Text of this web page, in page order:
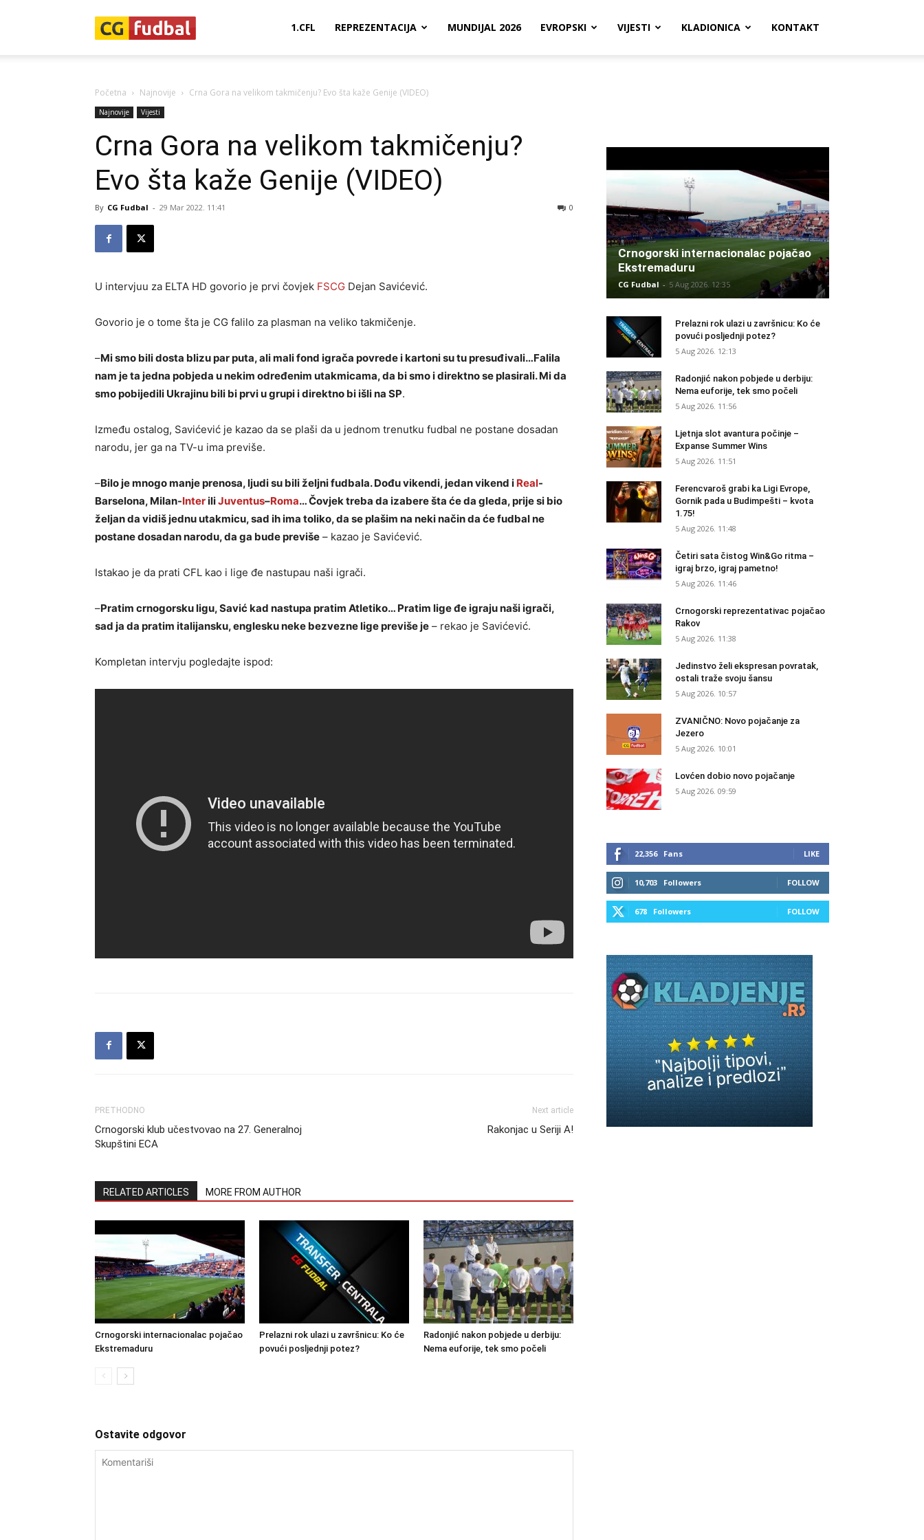
1.CFL REPREZENTACIJA MUNDIJAL 2026 EVROPSKI VIJESTI KLADIONICA KONTAKT
Početna Najnovije Crna Gora na velikom takmičenju? Evo šta kaže Genije (VIDEO)
Najnovije Vijesti
Crna Gora na velikom takmičenju?
Evo šta kaže Genije (VIDEO)
By CG Fudbal - 29 Mar 2022. 11:41 0
U intervjuu za ELTA HD govorio je prvi čovjek FSCG Dejan Savićević.
Govorio je o tome šta je CG falilo za plasman na veliko takmičenje.
–Mi smo bili dosta blizu par puta, ali mali fond igrača povrede i kartoni su tu presuđivali…Falila
nam je ta jedna pobjeda u nekim određenim utakmicama, da bi smo i direktno se plasirali. Mi da
smo pobijedili Ukrajinu bili bi prvi u grupi i direktno bi išli na SP.
Između ostalog, Savićević je kazao da se plaši da u jednom trenutku fudbal ne postane dosadan
narodu, jer ga na TV-u ima previše.
–Bilo je mnogo manje prenosa, ljudi su bili željni fudbala. Dođu vikendi, jedan vikend i Real-
Barselona, Milan-InteriliJuventus–Roma… Čovjek treba da izabere šta će da gleda, prije si bio
željan da vidiš jednu utakmicu, sad ih ima toliko, da se plašim na neki način da će fudbal ne
postane dosadan narodu, da ga bude previše – kazao je Savićević.
Istakao je da prati CFL kao i lige đe nastupau naši igrači.
–Pratim crnogorsku ligu, Savić kad nastupa pratim Atletiko… Pratim lige đe igraju naši igrači,
sad ja da pratim italijansku, englesku neke bezvezne lige previše je – rekao je Savićević.
Kompletan intervju pogledajte ispod:
PRETHODNO
Crnogorski klub učestvovao na 27. Generalnoj
Skupštini ECA
Next article
Rakonjac u Seriji A!
RELATED ARTICLES MORE FROM AUTHOR
Crnogorski internacionalac pojačao
Ekstremaduru
Prelazni rok ulazi u završnicu: Ko će
povući posljednji potez?
Radonjić nakon pobjede u derbiju:
Nema euforije, tek smo počeli
Ostavite odgovor
Crnogorski internacionalac pojačao
Ekstremaduru
CG Fudbal - 5 Aug 2026. 12:35
Prelazni rok ulazi u završnicu: Ko će
povući posljednji potez?
5 Aug 2026. 12:13
Radonjić nakon pobjede u derbiju:
Nema euforije, tek smo počeli
5 Aug 2026. 11:56
Ljetnja slot avantura počinje –
Expanse Summer Wins
5 Aug 2026. 11:51
Ferencvaroš grabi ka Ligi Evrope,
Gornik pada u Budimpešti – kvota
1.75!
5 Aug 2026. 11:48
Četiri sata čistog Win&Go ritma –
igraj brzo, igraj pametno!
5 Aug 2026. 11:46
Crnogorski reprezentativac pojačao
Rakov
5 Aug 2026. 11:38
Jedinstvo želi ekspresan povratak,
ostali traže svoju šansu
5 Aug 2026. 10:57
ZVANIČNO: Novo pojačanje za
Jezero
5 Aug 2026. 10:01
Lovćen dobio novo pojačanje
5 Aug 2026. 09:59
22,356 Fans LIKE
10,703 Followers FOLLOW
678 Followers FOLLOW